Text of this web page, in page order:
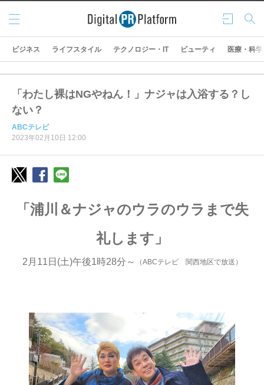
ログ
イン
検索
メニ
ュー
ビジネス ライフスタイル テクノロジー・IT ビューティ 医療・科学
「わたし裸はNGやねん！」ナジャは入浴する？し
ない？
ABCテレビ
2023年02月10日 12:00
「浦川＆ナジャのウラのウラまで失
礼します」
2月11日(土)午後1時28分～ （ABCテレビ 関西地区で放送）